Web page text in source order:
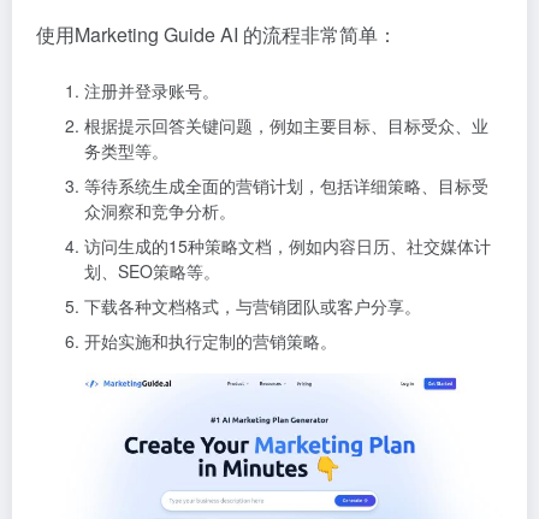
使用Marketing Guide AI 的流程非常简单：
注册并登录账号。
根据提示回答关键问题，例如主要目标、目标受众、业
务类型等。
等待系统生成全面的营销计划，包括详细策略、目标受
众洞察和竞争分析。
访问生成的15种策略文档，例如内容日历、社交媒体计
划、SEO策略等。
下载各种文档格式，与营销团队或客户分享。
开始实施和执行定制的营销策略。